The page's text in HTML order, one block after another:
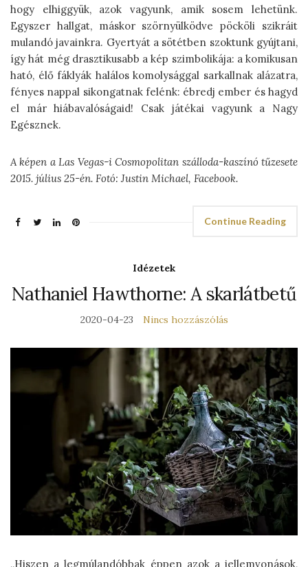
hogy elhiggyük, azok vagyunk, amik sosem lehetünk.
Egyszer hallgat, máskor szörnyülködve pöcköli szikráit
mulandó javainkra. Gyertyát a sötétben szoktunk gyújtani,
így hát még drasztikusabb a kép szimbolikája: a komikusan
ható, élő fáklyák halálos komolysággal sarkallnak alázatra,
fényes nappal sikongatnak felénk: ébredj ember és hagyd
el már hiábavalóságaid! Csak játékai vagyunk a Nagy
Egésznek.
A képen a Las Vegas-i Cosmopolitan szálloda-kaszínó tűzesete
2015. július 25-én. Fotó: Justin Michael, Facebook.
Continue Reading
Idézetek
Nathaniel Hawthorne: A skarlátbetű
2020-04-23 Nincs hozzászólás
„Hiszen a legmúlandóbbak éppen azok a jellemvonások,